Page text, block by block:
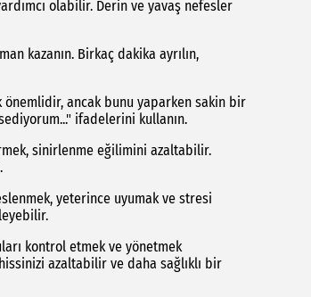
olabilir. Derin ve yavaş nefesler
kazanın. Birkaç dakika ayrılın,
önemlidir, ancak bunu yaparken sakin bir
ifadelerini kullanın.
sinirlenme eğilimini azaltabilir.
yeterince uyumak ve stresi
kontrol etmek ve yönetmek
azaltabilir ve daha sağlıklı bir